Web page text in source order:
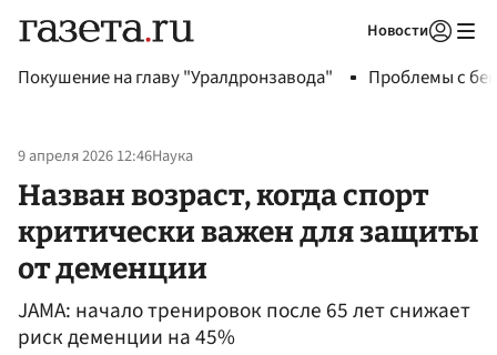
Новости
Покушение на главу "Уралдронзавода" Проблемы с
9 апреля 2026 12:46Наука
Назван возраст, когда спорт
критически важен для защиты
от деменции
JAMA: начало тренировок после 65 лет снижает
риск деменции на 45%